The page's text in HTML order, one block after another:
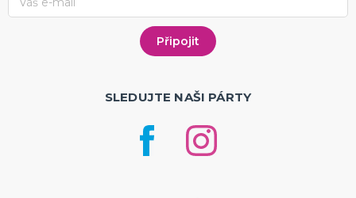
SLEDUJTE NAŠI PÁRTY